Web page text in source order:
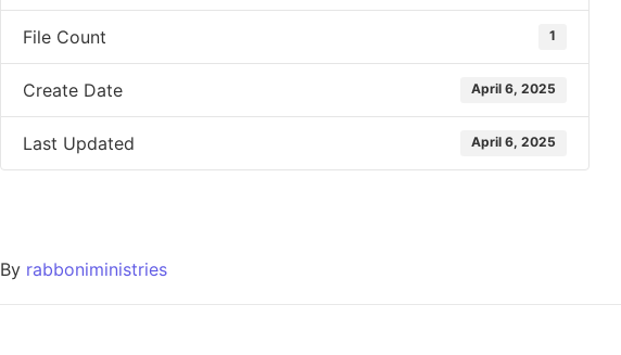
File Count 1
Create Date April 6, 2025
Last Updated April 6, 2025
By rabboniministries